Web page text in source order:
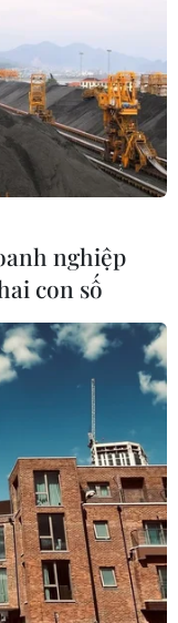
tại 4 trường
Tây gồm 2 vòng
thi 3 môn
nghiệp
con số